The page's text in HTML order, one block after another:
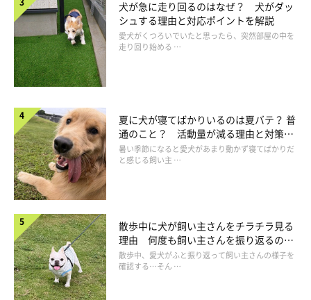
ばよいですか？
岡本先生：
「車内や慣れたクレートなど、落ち着けるところに入っていても
らいましょう。使い慣れた寝床やタオルを持参してもよいかと思
います」
――夜の過ごし方を教えてください。
岡本先生：
す。もしテント内で一緒に寝るのであれば、必ずリードをつない
でください。夏場は熱中症になるおそれもあるので気をつけまし
ょう」
犬が急に走り回るのはなぜ？ 犬がダッ
シュする理由と対応ポイントを解説
愛犬がくつろいでいたと思ったら、突然部屋の中を
走り回り始める …
夏に犬が寝てばかりいるのは夏バテ？ 普
通のこと？ 活動量が減る理由と対策と
は
暑い季節になると愛犬があまり動かず寝てばかりだ
と感じる飼い主 …
散歩中に犬が飼い主さんをチラチラ見る
理由 何度も飼い主さんを振り返るのは
なぜ？
散歩中、愛犬がふと振り返って飼い主さんの様子を
確認する…そん …